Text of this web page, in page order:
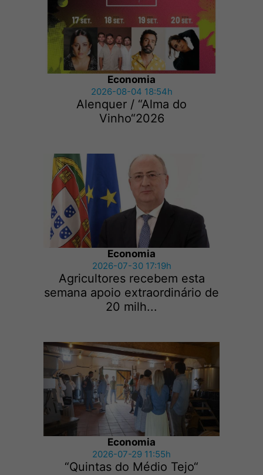
Economia
2026-08-04 18:54h
Alenquer / “Alma do
Vinho“2026
Economia
2026-07-30 17:19h
Agricultores recebem esta
semana apoio extraordinário de
20 milh...
Economia
2026-07-29 11:55h
“Quintas do Médio Tejo“